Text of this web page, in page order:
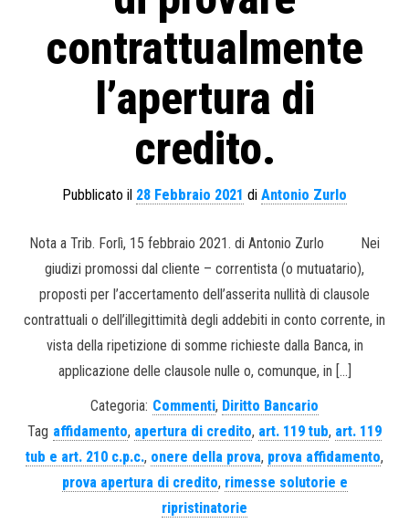
contrattualmente
l’apertura di
credito.
Pubblicato il 28 Febbraio 2021 di Antonio Zurlo
Nota a Trib. Forlì, 15 febbraio 2021. di Antonio Zurlo Nei
giudizi promossi dal cliente – correntista (o mutuatario),
proposti per l’accertamento dell’asserita nullità di clausole
contrattuali o dell’illegittimità degli addebiti in conto corrente, in
vista della ripetizione di somme richieste dalla Banca, in
applicazione delle clausole nulle o, comunque, in […]
Categoria: Commenti, Diritto Bancario
Tag affidamento, apertura di credito, art. 119 tub, art. 119
tub e art. 210 c.p.c., onere della prova, prova affidamento,
prova apertura di credito, rimesse solutorie e
ripristinatorie